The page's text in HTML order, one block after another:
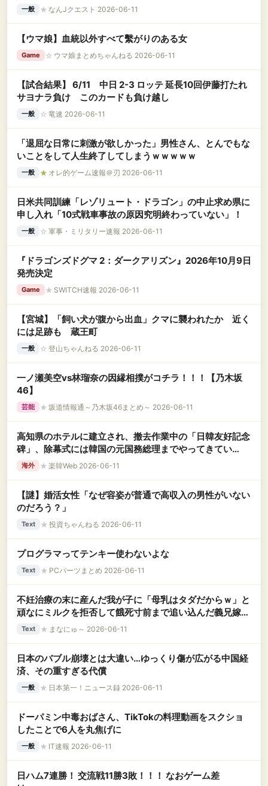
一般 ★ なんJクエスト 2026-06-11
【ウマ娘】血統以外すべて繫がりのある女
Game ☆ ウマ娘まとめちゃんねる 2026-06-11
【試合結果】 6/11 中日 2-3 ロッテ 延長10回伊藤打たれ
サヨナラ負け このカードも負け越し
一般 ☆ 竜速 2026-06-11
「退屈な日常に刺激が欲しかった」男性さん、とんでもな
いことをして人生終了してしまうｗｗｗｗｗ
一般 ★ オレ的ゲーム速報＠刃 2026-06-11
日米共同訓練「レゾリュート・ドラゴン」の中止求め県に
申し入れ「10式戦車事故の原因究明終わっていない」！
一般 ☆ 軍事・ミリタリー速報 2026-06-11
『ドラゴンズドグマ 2：ダークアリズン』2026年10月9日
発売決定
Game ★ SWITCH速報 2026-06-11
【宮城】「飼い犬が腹から出血」クマに襲われたか 近く
には足跡も 蔵王町
一般 ☆ 登山ちゃんねる 2026-06-11
一ノ瀬美空vs林瑠奈の因縁相撲がコチラ！！！【乃木坂
46】
芸能 ★ 坂道情報通～乃木坂46まとめ～ 2026-06-11
高知県のホテルに建立され、撤去作業中の「日韓友好記念
碑」、除幕式には韓国の元国務総理までやってきてい
た……いや、けっこうな大物だぞ？
海外 ★ 楽韓Web 2026-06-11
【謎】婚活女性「なぜ容姿が普通で高収入の男性がいない
のだろう？」
Text ★ 投資ちゃんねる 2026-06-11
プログラマってテンキー使わないよな
Text ★ PCパーツまとめ 2026-06-11
不妊治療の末に産んだ我が子に「母乳はタダだからｗ」と
頑なにミルクを拒否して餓死寸前まで追い込んだ義兄嫁。
内緒でミルクをあげたら激怒し、とんでもない理不尽クレ
Text ★ まなにゅ～ 2026-06-11
日本のバブル崩壊とは大違い…ゆっくり傷が広がる中国経
済、その重すぎる代償
一般 ★ 日本第一！ニュース録 2026-06-11
ドーパミン中毒おばさん、TikTokの料理動画をスクショ
したことで6人を丸焦げに
一般 ★ IT速報 2026-06-11
日ハム7連勝！ 交流戦11勝3敗！！！ なおゲーム差